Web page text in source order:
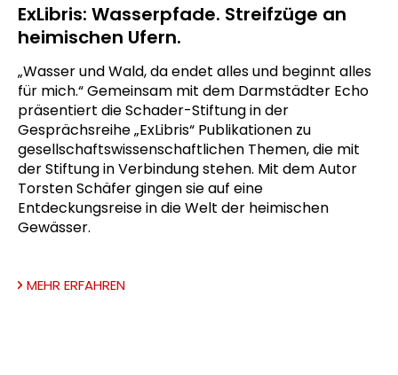
ExLibris: Wasserpfade. Streifzüge an
heimischen Ufern.
„Wasser und Wald, da endet alles und beginnt alles
für mich.“ Gemeinsam mit dem Darmstädter Echo
präsentiert die Schader-Stiftung in der
Gesprächsreihe „ExLibris“ Publikationen zu
gesellschaftswissenschaftlichen Themen, die mit
der Stiftung in Verbindung stehen. Mit dem Autor
Torsten Schäfer gingen sie auf eine
Entdeckungsreise in die Welt der heimischen
Gewässer.
MEHR ERFAHREN